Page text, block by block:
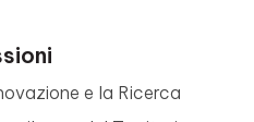
e la Ricerca